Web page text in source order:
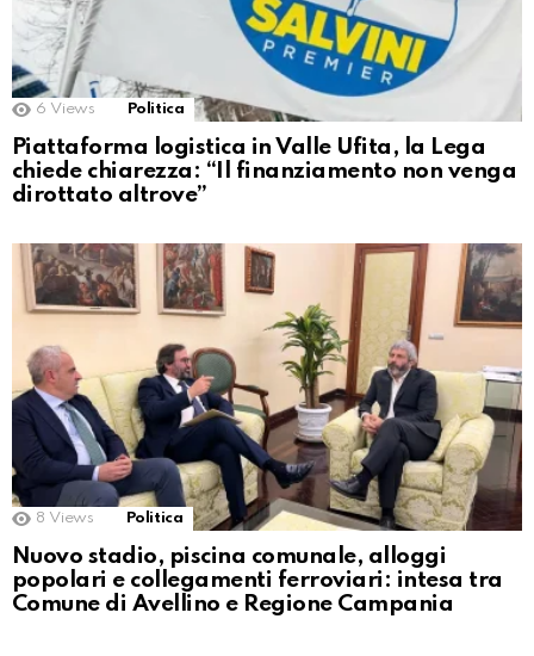
6 Views Politica
Piattaforma logistica in Valle Ufita, la Lega
chiede chiarezza: “Il finanziamento non venga
dirottato altrove”
8 Views Politica
Nuovo stadio, piscina comunale, alloggi
popolari e collegamenti ferroviari: intesa tra
Comune di Avellino e Regione Campania